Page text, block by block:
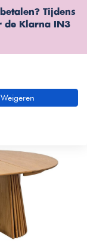
Tijdens
de Klarna IN3
om
tonen en om u een
Weigeren